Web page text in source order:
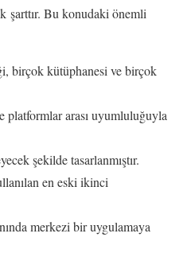
şarttır. Bu konudaki önemli
birçok kütüphanesi ve birçok
platformlar arası uyumluluğuyla
şekilde tasarlanmıştır.
en eski ikinci
merkezi bir uygulamaya